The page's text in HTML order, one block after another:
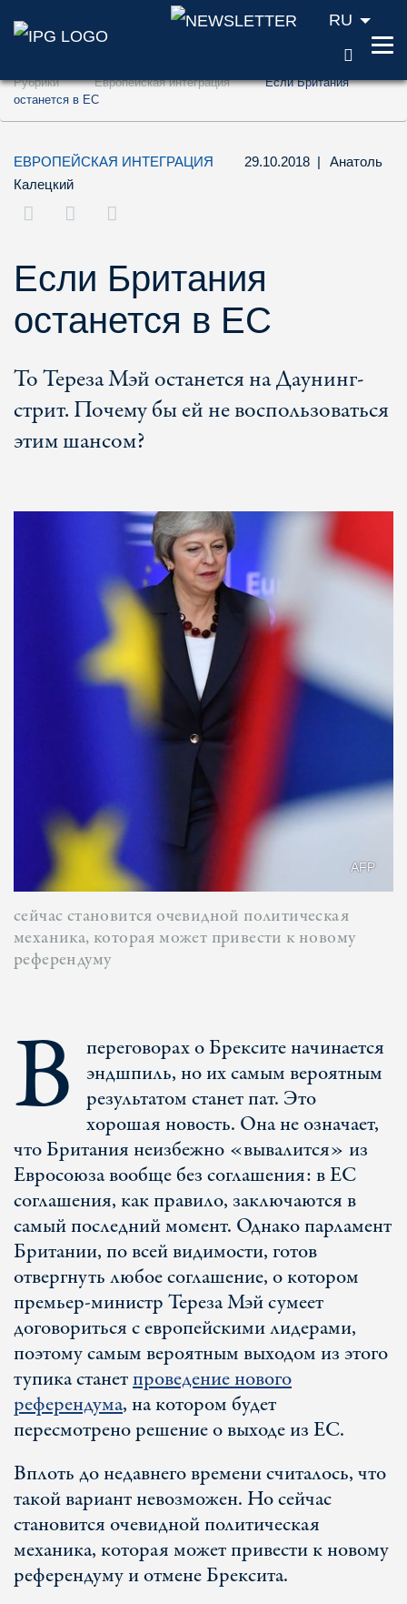
Перейти к содержанию (ключ доступа
Перейти к поиску (ключ доступа '2')
RU
Рубрики Европейская интеграция
Если Британия
останется в ЕC
ЕВРОПЕЙСКАЯ ИНТЕГРАЦИЯ 29.10.2018 |
Анатоль
Калецкий
Если Британия
останется в ЕC
То Тереза Мэй останется на Даунинг-
стрит. Почему бы ей не воспользоваться
этим шансом?
AFP
сейчас становится очевидной политическая
механика, которая может привести к новому
референдуму
В переговорах о Брексите начинается
эндшпиль, но их самым вероятным
результатом станет пат. Это
хорошая новость. Она не означает,
что Британия неизбежно «вывалится» из
Евросоюза вообще без соглашения: в ЕС
соглашения, как правило, заключаются в
самый последний момент. Однако парламент
Британии, по всей видимости, готов
отвергнуть любое соглашение, о котором
премьер-министр Тереза Мэй сумеет
договориться с европейскими лидерами,
поэтому самым вероятным выходом из этого
тупика станетпроведение нового
референдума, на котором будет
пересмотрено решение о выходе из ЕС.
Вплоть до недавнего времени считалось, что
такой вариант невозможен. Но сейчас
становится очевидной политическая
механика, которая может привести к новому
референдуму и отмене Брексита.